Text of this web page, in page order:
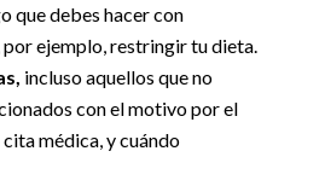
que debes hacer con
ejemplo, restringir tu dieta.
incluso aquellos que no
con el motivo por el
médica, y cuándo